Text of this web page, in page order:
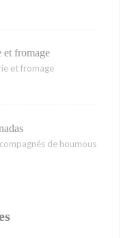
et fromage
et fromage
de houmous